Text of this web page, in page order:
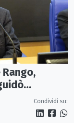
Condividi su: